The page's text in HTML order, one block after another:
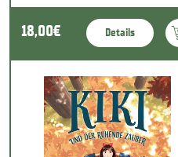
18,00€ Details